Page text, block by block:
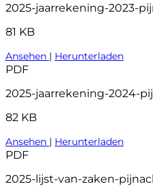
2025-jaarrekening-2023-
81 KB
Ansehen | Herunterladen
PDF
2025-jaarrekening-2024-
82 KB
Ansehen | Herunterladen
PDF
2025-lijst-van-zaken-